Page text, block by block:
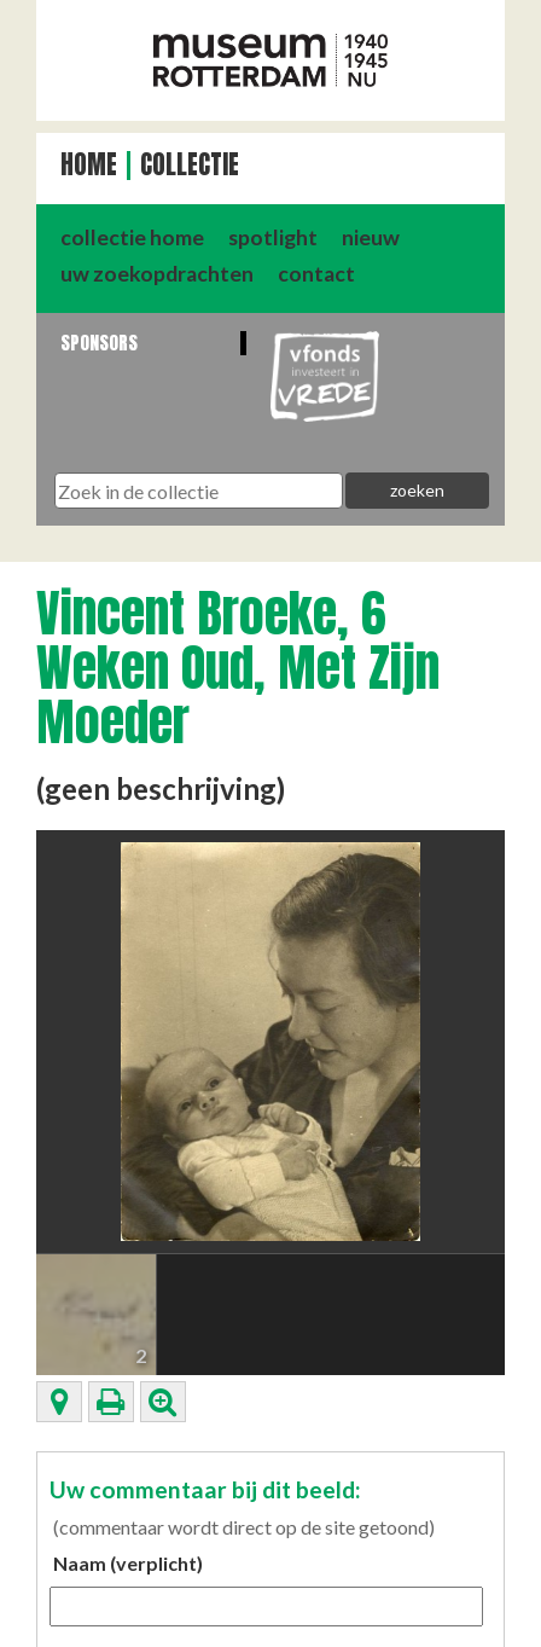
HOME COLLECTIE
collectie home spotlight
nieuw
uw zoekopdrachten
contact
SPONSORS
Vincent Broeke, 6
Weken Oud, Met Zijn
Moeder
(geen beschrijving)
2
Uw commentaar bij dit beeld:
(commentaar wordt direct op de site getoond)
Naam (verplicht)